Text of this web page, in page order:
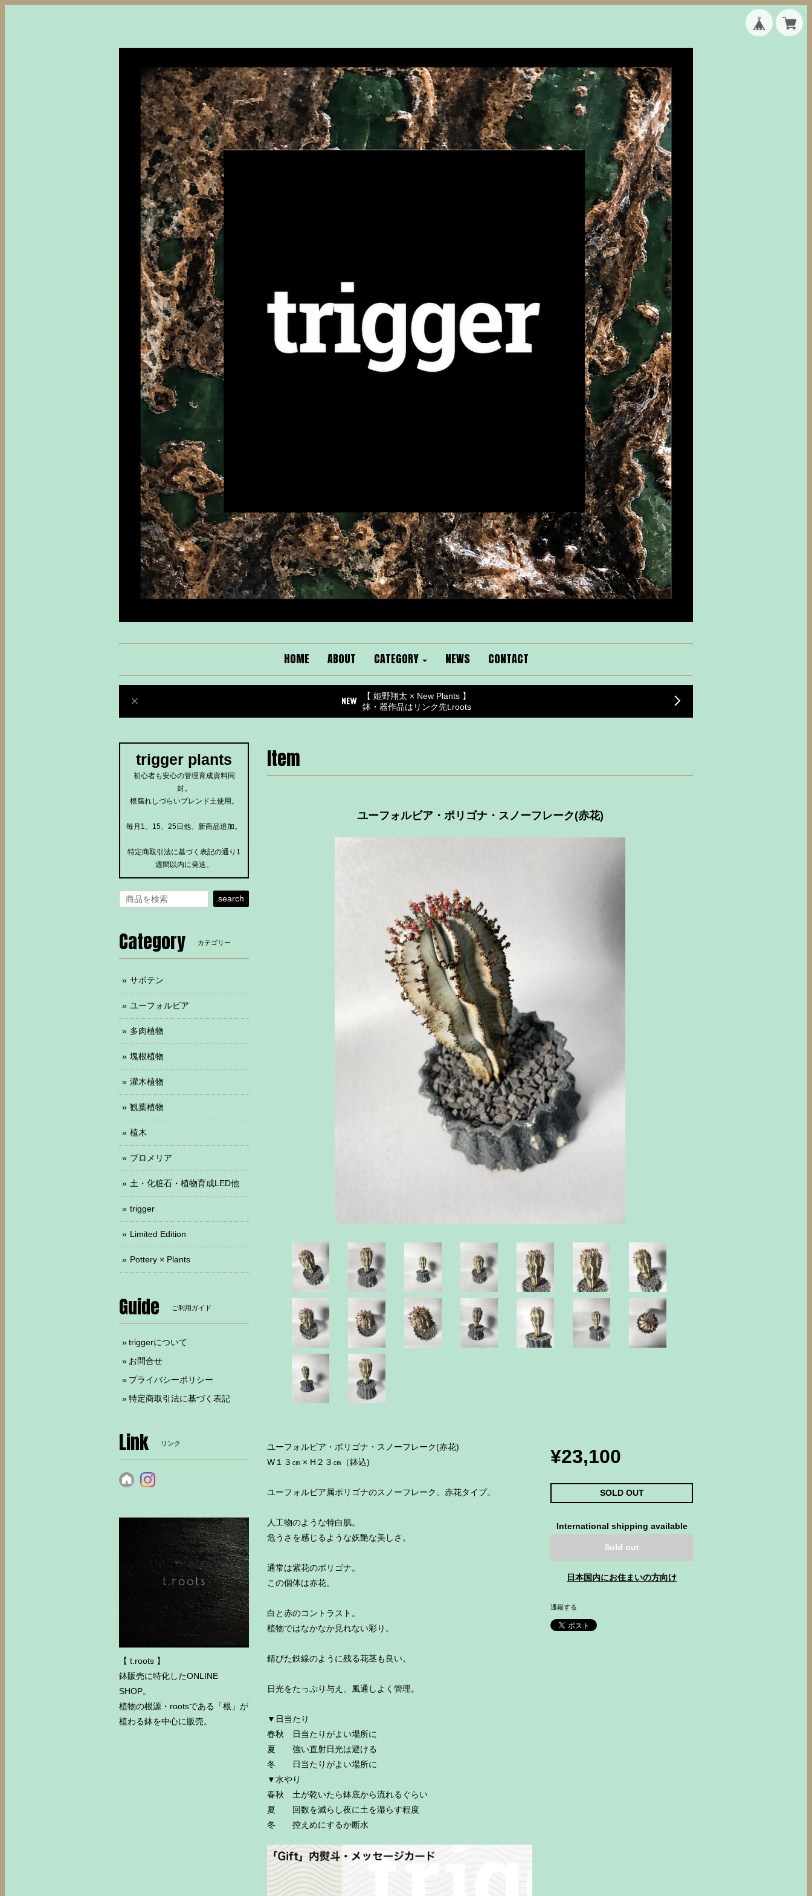
HOME ABOUT CATEGORY NEWS CONTACT
【 姫野翔太 × New Plants 】
鉢・器作品はリンク先t.roots
Item
ユーフォルビア・ポリゴナ・スノーフレーク(赤花)
ユーフォルビア・ポリゴナ・スノーフレーク(赤花)
W１３㎝ × H２３㎝（鉢込)
ユーフォルビア属ポリゴナのスノーフレーク。赤花タイプ。
人工物のような特白肌。
危うさを感じるような妖艶な美しさ。
通常は紫花のポリゴナ。
この個体は赤花。
白と赤のコントラスト。
植物ではなかなか見れない彩り。
錆びた鉄線のように残る花茎も良い。
日光をたっぷり与え、風通しよく管理。
▼日当たり
春秋 日当たりがよい場所に
夏 強い直射日光は避ける
冬 日当たりがよい場所に
▼水やり
春秋 土が乾いたら鉢底から流れるぐらい
夏 回数を減らし夜に土を湿らす程度
冬 控えめにするか断水
¥23,100
SOLD OUT
International shipping available
Sold out
日本国内にお住まいの方向け
通報する
trigger plants
初心者も安心の管理育成資料同
封。
根腐れしづらいブレンド土使用。
毎月1、15、25日他、新商品追加。
特定商取引法に基づく表記の通り1
週間以内に発送。
search
Category カテゴリー
サボテン
ユーフォルビア
多肉植物
塊根植物
灌木植物
観葉植物
植木
ブロメリア
土・化粧石・植物育成LED他
trigger
Limited Edition
Pottery × Plants
Guide ご利用ガイド
triggerについて
お問合せ
プライバシーポリシー
特定商取引法に基づく表記
Link リンク
【 t.roots 】
鉢販売に特化したONLINE
SHOP。
植物の根源・rootsである「根」が
植わる鉢を中心に販売。